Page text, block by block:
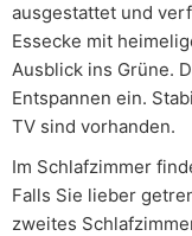
ausgestattet und
Essecke mit
Ausblick ins Grüne.
Entspannen ein.
TV sind vorhanden.
Im Schlafzimmer
Falls Sie lieber
zweites